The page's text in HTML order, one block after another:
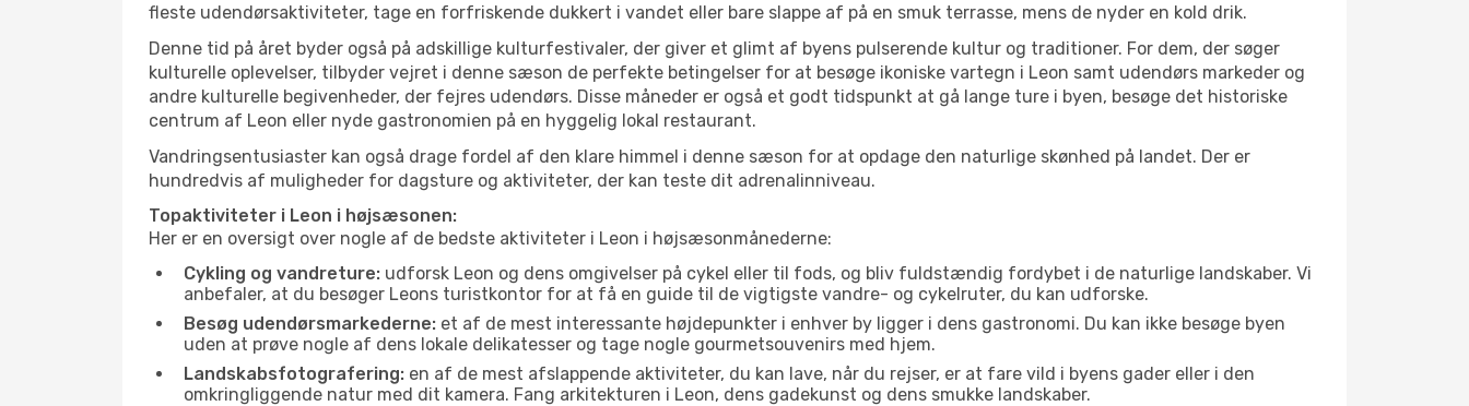
fleste udendørsaktiviteter, tage en forfriskende dukkert i vandet eller bare slappe af på en smuk terrasse, mens de nyder en kold drik.
Denne tid på året byder også på adskillige kulturfestivaler, der giver et glimt af byens pulserende kultur og traditioner. For dem, der søger
kulturelle oplevelser, tilbyder vejret i denne sæson de perfekte betingelser for at besøge ikoniske vartegn i Leon samt udendørs markeder og
andre kulturelle begivenheder, der fejres udendørs. Disse måneder er også et godt tidspunkt at gå lange ture i byen, besøge det historiske
centrum af Leon eller nyde gastronomien på en hyggelig lokal restaurant.
Vandringsentusiaster kan også drage fordel af den klare himmel i denne sæson for at opdage den naturlige skønhed på landet. Der er
hundredvis af muligheder for dagsture og aktiviteter, der kan teste dit adrenalinniveau.
Topaktiviteter i Leon i højsæsonen:
Her er en oversigt over nogle af de bedste aktiviteter i Leon i højsæsonmånederne:
Cykling og vandreture: udforsk Leon og dens omgivelser på cykel eller til fods, og bliv fuldstændig fordybet i de naturlige landskaber. Vi
anbefaler, at du besøger Leons turistkontor for at få en guide til de vigtigste vandre- og cykelruter, du kan udforske.
Besøg udendørsmarkederne: et af de mest interessante højdepunkter i enhver by ligger i dens gastronomi. Du kan ikke besøge byen
uden at prøve nogle af dens lokale delikatesser og tage nogle gourmetsouvenirs med hjem.
Landskabsfotografering: en af de mest afslappende aktiviteter, du kan lave, når du rejser, er at fare vild i byens gader eller i den
omkringliggende natur med dit kamera. Fang arkitekturen i Leon, dens gadekunst og dens smukke landskaber.